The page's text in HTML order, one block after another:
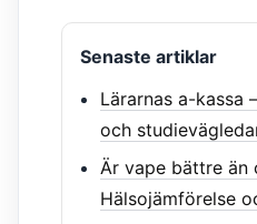
Senaste artiklar
Lärarnas a-kassa
och
Är vape bättre än
Hälsojämförelse